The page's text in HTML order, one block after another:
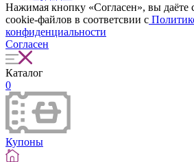
Нажимая кнопку «Согласен», вы даёте
cookie-файлов в соответсвии с
конфиденциальности
Согласен
Каталог
0
Купоны